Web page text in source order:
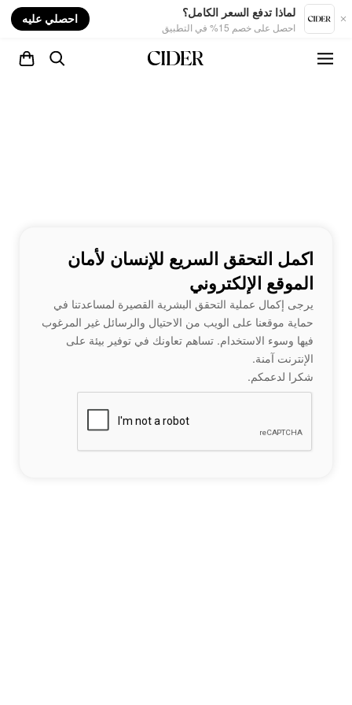
لماذا تدفع السعر الكامل؟
احصل على خصم 15% في التطبيق
احصلي عليه
اكمل التحقق السريع للإنسان لأمان
الموقع الإلكتروني
يرجى إكمال عملية التحقق البشرية القصيرة لمساعدتنا في
حماية موقعنا على الويب من الاحتيال والرسائل غير المرغوب
فيها وسوء الاستخدام. تساهم تعاونك في توفير بيئة على
الإنترنت آمنة.
شكرا لدعمكم.